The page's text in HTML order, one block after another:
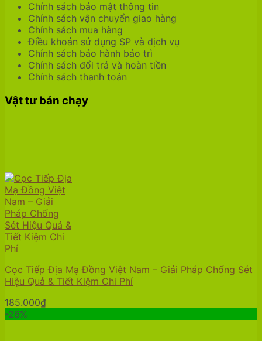
Chính sách bảo mật thông tin
Chính sách vận chuyển giao hàng
Chính sách mua hàng
Điều khoản sử dụng SP và dịch vụ
Chính sách bảo hành bảo trì
Chính sách đổi trả và hoàn tiền
Chính sách thanh toán
Vật tư bán chạy
Cọc Tiếp Địa Mạ Đồng Việt Nam – Giải Pháp Chống Sét
Hiệu Quả & Tiết Kiệm Chi Phí
185.000₫
-26%